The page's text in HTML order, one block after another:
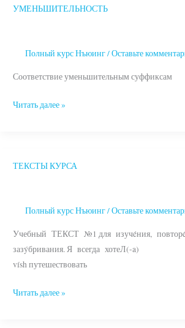
УМЕНЬШИТЕЛЬНОСТЬ
Полный курс Нъюинг/Оставьте
Соответствие уменьшительным суффиксам
УМЕНЬШИТЕЛЬНОСТЬ
Читать далее »
ТЕКСТЫ КУРСА
Полный курс Нъюинг/Оставьте
Учебный ТЕКСТ №1 для изучéния,
зазýбривания. Я всегда хотеЛ(-
vísh путешествовать
ТЕКСТЫ
Читать далее »